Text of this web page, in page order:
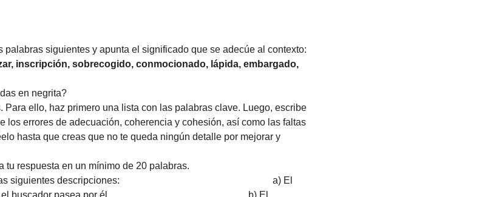
siguientes y apunta el significado que se adecúe al contexto:
inscripción, sobrecogido, conmocionado, lápida, embargado,
en negrita?
Para ello, haz primero una lista con las palabras clave. Luego, escribe
los errores de adecuación, coherencia y cohesión, así como las faltas
hasta que creas que no te queda ningún detalle por mejorar y
tu respuesta en un mínimo de 20 palabras.
las siguientes descripciones: a) El
en que el buscador pasea por él. b) El